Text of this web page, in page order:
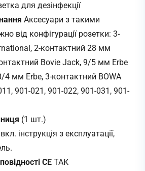
для дезінфекції
Аксесуари з такими
від конфігурації розетки: 3-
2-контактний 28 мм
Bovie Jack, 9/5 мм Erbe
4 мм Erbe, 3-контактний BOWA
901-021, 901-022, 901-031, 901-
(1 шт.)
вкл. інструкція з експлуатації,
CE ТАК